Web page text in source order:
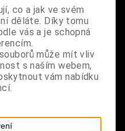
co a jak ve svém
děláte. Díky tomu
vás a je schopná
může mít vliv
s naším webem,
vám nabídku